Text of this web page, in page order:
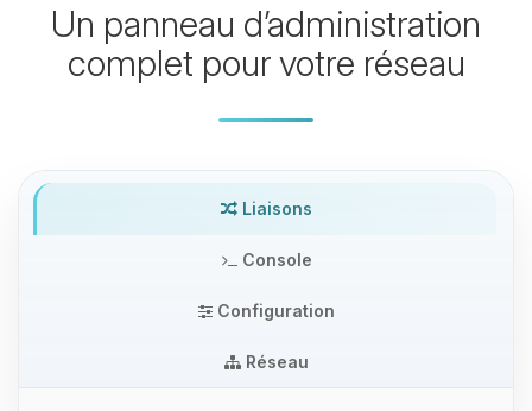
Un panneau d’administration
complet pour votre réseau
Liaisons
Console
Configuration
Réseau